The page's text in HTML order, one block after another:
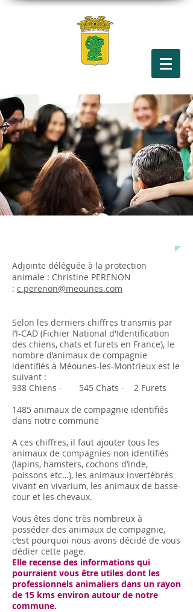
Adjointe déléguée à la protection
animale : Christine PERENON
: c.perenon@meounes.com
Selon les derniers chiffres transmis par
l’I-CAD (Fichier National d'Identification
des chiens, chats et furets en France), le
nombre d’animaux de compagnie
identifiés à Méounes-les-Montrieux est le
suivant :
938 Chiens - 545 Chats - 2 Furets
1485 animaux de compagnie identifiés
dans notre commune
A ces chiffres, il faut ajouter tous les
animaux de compagnies non identifiés
(lapins, hamsters, cochons d’inde,
poissons etc…), les animaux invertébrés
vivant en vivarium, les animaux de basse-
cour et les chevaux.
Vous êtes donc très nombreux à
posséder des animaux de compagnie,
c’est pourquoi nous avons décidé de vous
dédier cette page.
Elle recense des informations qui
pourraient vous être utiles dont les
professionnels animaliers dans un rayon
de 15 kms environ autour de notre
commune.